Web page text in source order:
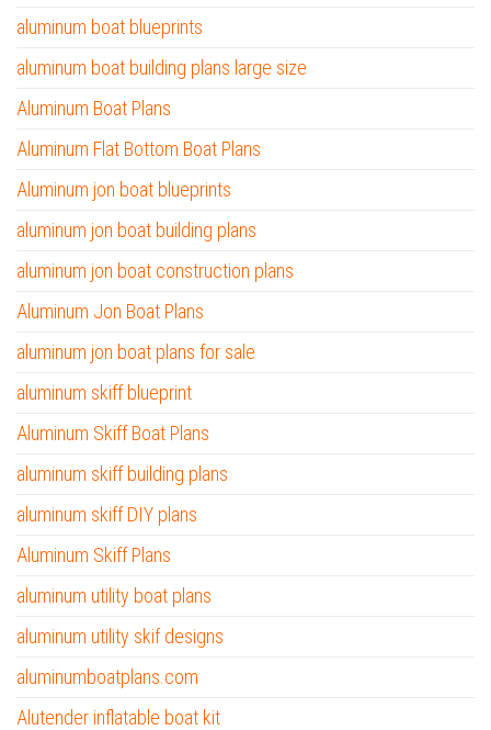
aluminum boat blueprints
aluminum boat building plans large size
Aluminum Boat Plans
Aluminum Flat Bottom Boat Plans
Aluminum jon boat blueprints
aluminum jon boat building plans
aluminum jon boat construction plans
Aluminum Jon Boat Plans
aluminum jon boat plans for sale
aluminum skiff blueprint
Aluminum Skiff Boat Plans
aluminum skiff building plans
aluminum skiff DIY plans
Aluminum Skiff Plans
aluminum utility boat plans
aluminum utility skif designs
aluminumboatplans.com
Alutender inflatable boat kit